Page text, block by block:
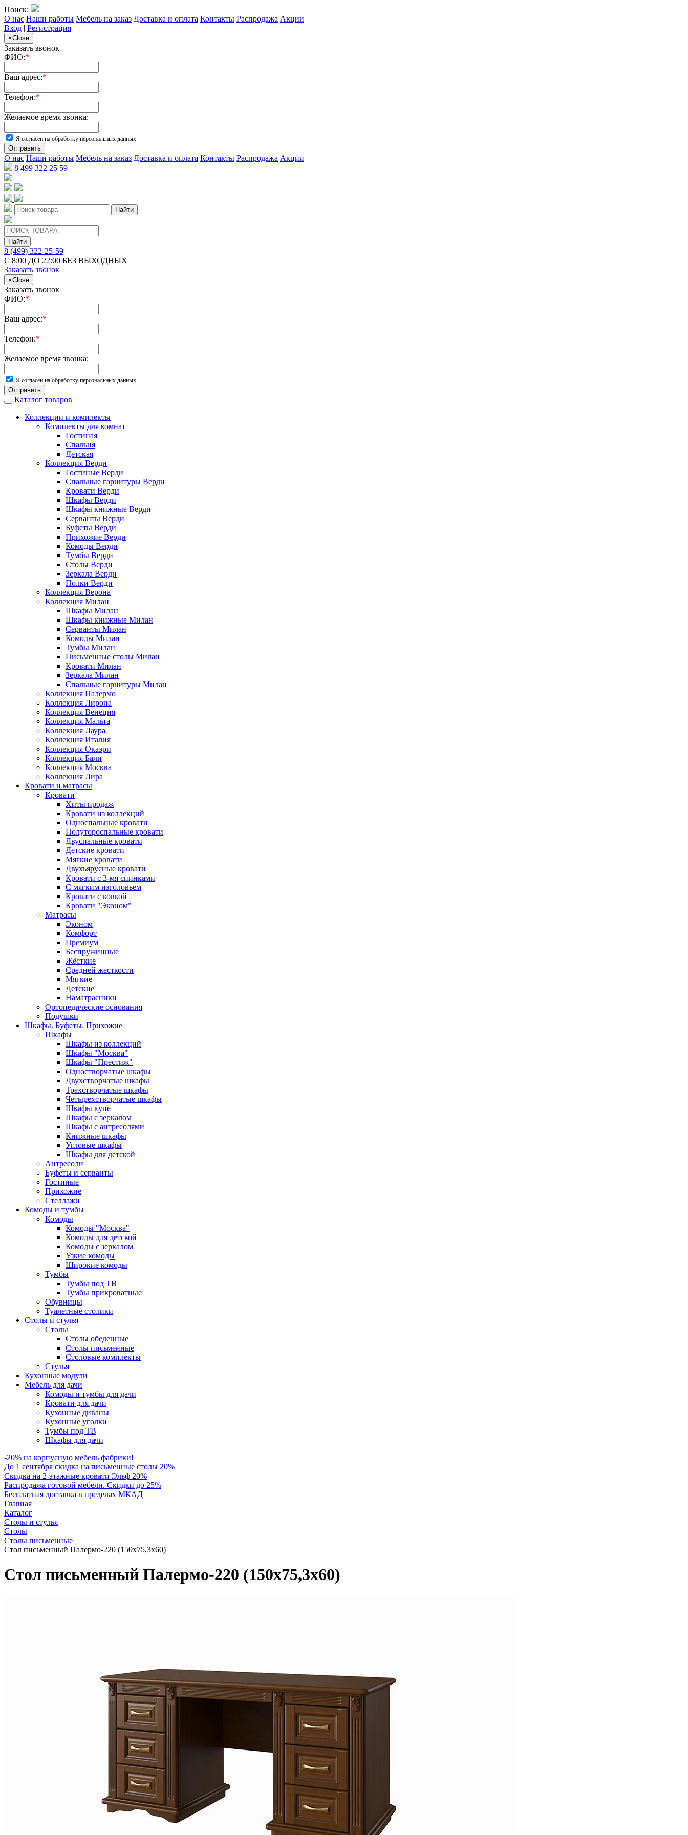
Поиск:
О нас Наши работы Мебель на заказ Доставка и оплата Контакты Распродажа Акции
Вход | Регистрация
×Close
Заказать звонок
ФИО:*
Ваш адрес:*
Телефон:*
Желаемое время звонка:
Я согласен на обработку персональных данных
Отправить
О нас Наши работы Мебель на заказ Доставка и оплата Контакты Распродажа Акции
8 499 322 25 59
Найти
Найти
8 (499) 322-25-59
С 8:00 ДО 22:00 БЕЗ ВЫХОДНЫХ
Заказать звонок
×Close
Заказать звонок
ФИО:*
Ваш адрес:*
Телефон:*
Желаемое время звонка:
Я согласен на обработку персональных данных
Отправить
Каталог товаров
Коллекции и комплекты
Комплекты для комнат
Гостиная
Спальня
Детская
Коллекция Верди
Гостиные Верди
Спальные гарнитуры Верди
Кровати Верди
Шкафы Верди
Шкафы книжные Верди
Серванты Верди
Буфеты Верди
Прихожие Верди
Комоды Верди
Тумбы Верди
Столы Верди
Зеркала Верди
Полки Верди
Коллекция Верона
Коллекция Милан
Шкафы Милан
Шкафы книжные Милан
Серванты Милан
Комоды Милан
Тумбы Милан
Письменные столы Милан
Кровати Милан
Зеркала Милан
Спальные гарнитуры Милан
Коллекция Палермо
Коллекция Лирона
Коллекция Венеция
Коллекция Мальта
Коллекция Лаура
Коллекция Италия
Коллекция Окаэри
Коллекция Бали
Коллекция Москва
Коллекция Лира
Кровати и матрасы
Кровати
Хиты продаж
Кровати из коллекций
Односпальные кровати
Полутороспальные кровати
Двуспальные кровати
Детские кровати
Мягкие кровати
Двухъярусные кровати
Кровати с 3-мя спинками
С мягким изголовьем
Кровати с ковкой
Кровати "Эконом"
Матрасы
Эконом
Комфорт
Премиум
Беспружинные
Жёсткие
Средней жесткости
Мягкие
Детские
Наматрасники
Ортопедические основания
Подушки
Шкафы. Буфеты. Прихожие
Шкафы
Шкафы из коллекций
Шкафы "Москва"
Шкафы "Престиж"
Одностворчатые шкафы
Двухстворчатые шкафы
Трехстворчатые шкафы
Четырехстворчатые шкафы
Шкафы купе
Шкафы с зеркалом
Шкафы с антресолями
Книжные шкафы
Угловые шкафы
Шкафы для детской
Антресоли
Буфеты и серванты
Гостиные
Прихожие
Стеллажи
Комоды и тумбы
Комоды
Комоды "Москва"
Комоды для детской
Комоды с зеркалом
Узкие комоды
Широкие комоды
Тумбы
Тумбы под ТВ
Тумбы прикроватные
Обувницы
Туалетные столики
Столы и стулья
Столы
Столы обеденные
Столы письменные
Столовые комплекты
Стулья
Кухонные модули
Мебель для дачи
Комоды и тумбы для дачи
Кровати для дачи
Кухонные диваны
Кухонные уголки
Тумбы под ТВ
Шкафы для дачи
-20% на корпусную мебель фабрики!
До 1 сентября скидка на письменные столы 20%
Скидка на 2-этажные кровати Эльф 20%
Распродажа готовой мебели. Скидки до 25%
Бесплатная доставка в пределах МКАД
Главная
Каталог
Столы и стулья
Столы
Столы письменные
Стол письменный Палермо-220 (150х75,3х60)
Стол письменный Палермо-220 (150х75,3х60)